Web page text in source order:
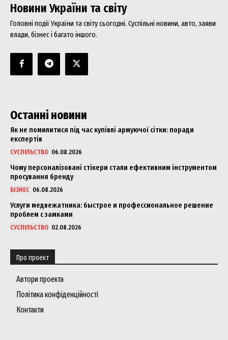
Новини України та світу
Головні події України та світу сьогодні. Суспільні новини, авто, заяви
влади, бізнес і багато іншого.
Останні новини
Як не помилитися під час купівлі армуючої сітки: поради
експертів
СУСПІЛЬСТВО 06.08.2026
Чому персоналізовані стікери стали ефективним інструментом
просування бренду
БІЗНЕС 06.08.2026
Услуги медвежатника: быстрое и профессиональное решение
проблем с замками
СУСПІЛЬСТВО 02.08.2026
Про проект
Автори проекта
Політика конфіденційності
Контакти